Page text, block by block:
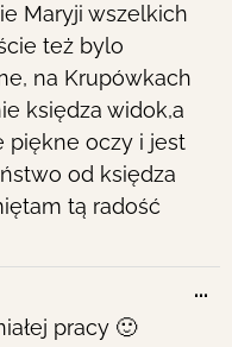
Maryji wszelkich
też bylo
na Krupówkach
księdza widok,a
piękne oczy i jest
od księdza
tą radość
pracy 🙂
...